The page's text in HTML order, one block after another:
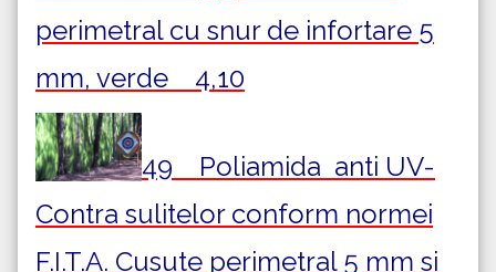
perimetral cu snur de infortare 5
mm, verde 4,10
49 Poliamida anti UV-
Contra sulitelor conform normei
F.I.T.A. Cusute perimetral 5 mm si